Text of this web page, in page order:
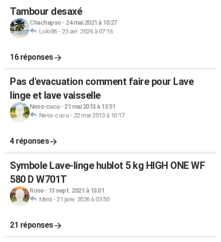
Tambour desaxé
Chachapso- 24 mai 2021 à 10:27
Lolo86- 23 avr. 2026 à 07:16
16 réponses
Pas d'evacuation comment faire pour Lave
linge et lave vaisselle
Ness-cucu- 21 mai 2013 à 13:51
Ness-cucu- 22 mai 2013 à 10:17
4 réponses
Symbole Lave-linge hublot 5 kg HIGH ONE WF
580 D W701T
Rose- 13 sept. 2021 à 13:01
Mimi- 21 janv. 2026 à 03:50
21 réponses